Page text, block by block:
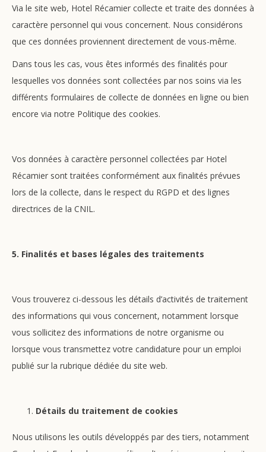
Via le site web, Hotel Récamier collecte et traite des données à
caractère personnel qui vous concernent. Nous considérons
que ces données proviennent directement de vous-même.
Dans tous les cas, vous êtes informés des finalités pour
lesquelles vos données sont collectées par nos soins via les
différents formulaires de collecte de données en ligne ou bien
encore via notre Politique des cookies.
Vos données à caractère personnel collectées par Hotel
Récamier sont traitées conformément aux finalités prévues
lors de la collecte, dans le respect du RGPD et des lignes
directrices de la CNIL.
5. Finalités et bases légales des traitements
Vous trouverez ci-dessous les détails d’activités de traitement
des informations qui vous concernent, notamment lorsque
vous sollicitez des informations de notre organisme ou
lorsque vous transmettez votre candidature pour un emploi
publié sur la rubrique dédiée du site web.
Détails du traitement de cookies
Nous utilisons les outils développés par des tiers, notamment